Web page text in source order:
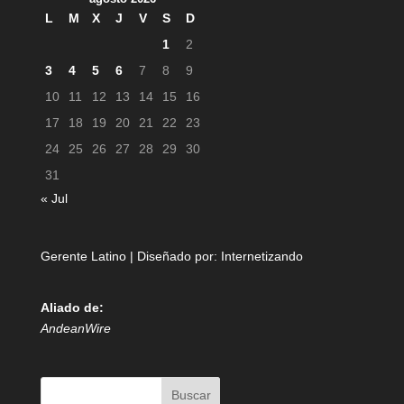
L M X J V S
D
1
2
3
4 5 6 7 8
9
10
11 12 13 14 15
16
17
18 19 20 21 22
23
24
25 26 27 28 29
30
31
« Jul
Gerente Latino | Diseñado por: Internetizando
Aliado de:
AndeanWire